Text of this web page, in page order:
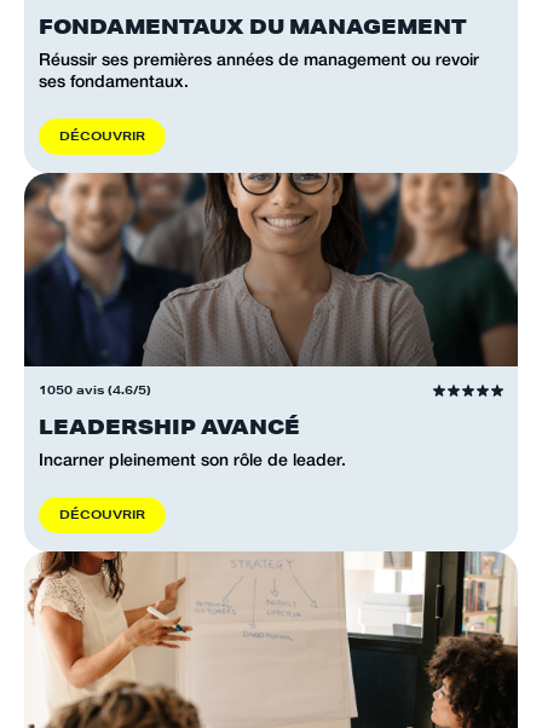
FONDAMENTAUX DU MANAGEMENT
Réussir ses premières années de management ou revoir
ses fondamentaux.
DÉCOUVRIR
1050 avis (4.6/5)
LEADERSHIP AVANCÉ
Incarner pleinement son rôle de leader.
DÉCOUVRIR